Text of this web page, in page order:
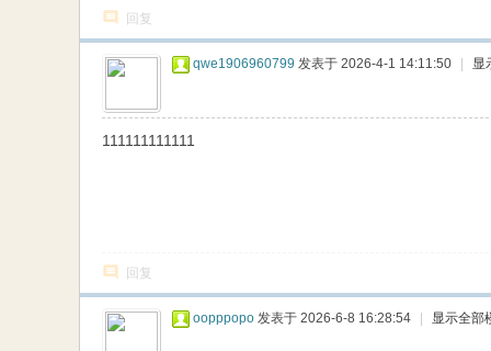
回复
qwe1906960799 发表于 2026-4-1 14:11:50 显
111111111111
回复
oopppopo 发表于 2026-6-8 16:28:54 显示全部